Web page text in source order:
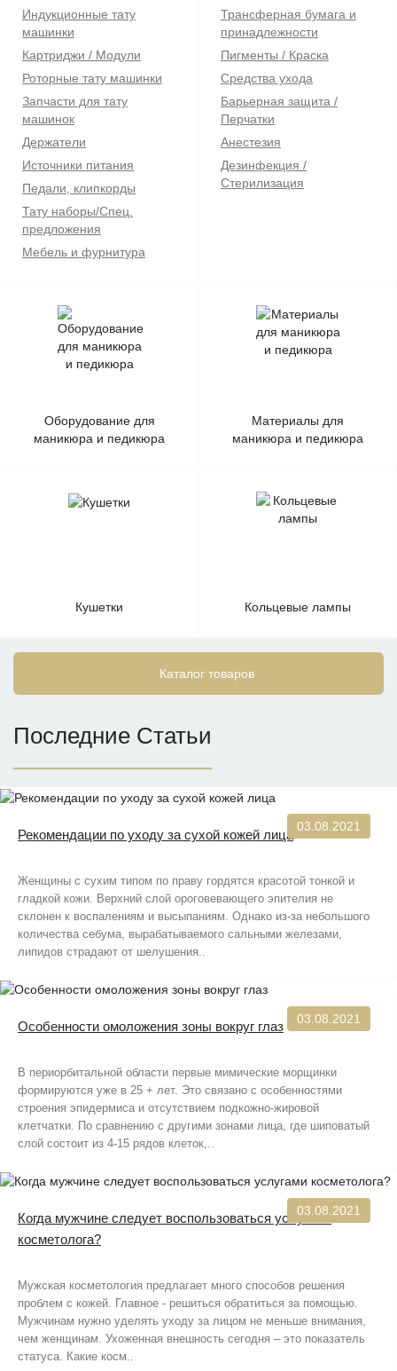
Индукционные тату
машинки
Картриджи / Модули
Роторные тату машинки
Запчасти для тату
машинок
Держатели
Источники питания
Педали, клипкорды
Тату наборы/Спец.
предложения
Мебель и фурнитура
Трансферная бумага и
принадлежности
Пигменты / Краска
Средства ухода
Барьерная защита /
Перчатки
Анестезия
Дезинфекция /
Стерилизация
Оборудование для
маникюра и педикюра
Материалы для
маникюра и педикюра
Кушетки Кольцевые лампы
Каталог товаров
Последние Статьи
03.08.2021
Рекомендации по уходу за сухой кожей лица
Женщины с сухим типом по праву гордятся красотой тонкой и
гладкой кожи. Верхний слой ороговевающего эпителия не
склонен к воспалениям и высыпаниям. Однако из-за небольшого
количества себума, вырабатываемого сальными железами,
липидов страдают от шелушения..
03.08.2021
Особенности омоложения зоны вокруг глаз
В периорбитальной области первые мимические морщинки
формируются уже в 25 + лет. Это связано с особенностями
строения эпидермиса и отсутствием подкожно-жировой
клетчатки. По сравнению с другими зонами лица, где шиповатый
слой состоит из 4-15 рядов клеток,..
03.08.2021
Когда мужчине следует воспользоваться услугами
косметолога?
Мужская косметология предлагает много способов решения
проблем с кожей. Главное - решиться обратиться за помощью.
Мужчинам нужно уделять уходу за лицом не меньше внимания,
чем женщинам. Ухоженная внешность сегодня – это показатель
статуса. Какие косм..